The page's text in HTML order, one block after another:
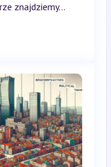
znajdziemy...